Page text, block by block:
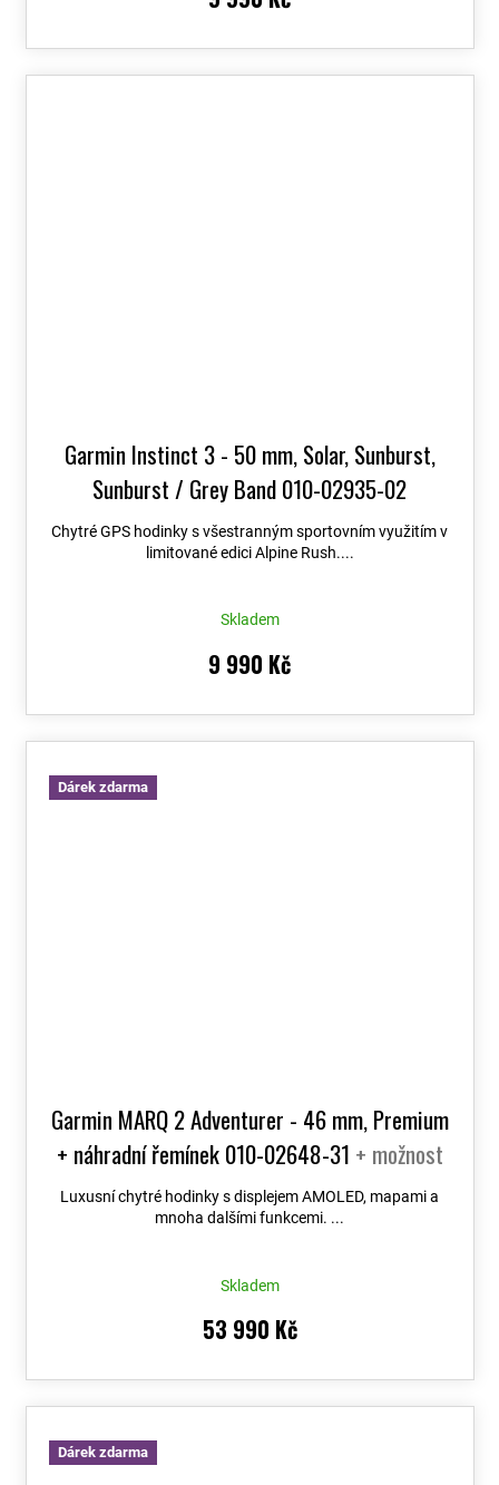
Garmin Instinct 3 - 50 mm, Solar, Sunburst,
Sunburst / Grey Band 010-02935-02
Chytré GPS hodinky s všestranným sportovním využitím v
limitované edici Alpine Rush....
Skladem
9 990 Kč
Dárek zdarma
Garmin MARQ 2 Adventurer - 46 mm, Premium
+ náhradní řemínek 010-02648-31 + možnost
výměny do 90 dní + Topo Czech PRO Voucher
Luxusní chytré hodinky s displejem AMOLED, mapami a
mnoha dalšími funkcemi. ...
Skladem
53 990 Kč
Dárek zdarma